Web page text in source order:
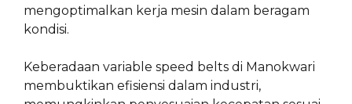
mengoptimalkan kerja mesin dalam beragam
kondisi.
Keberadaan variable speed belts di Manokwari
membuktikan efisiensi dalam industri,